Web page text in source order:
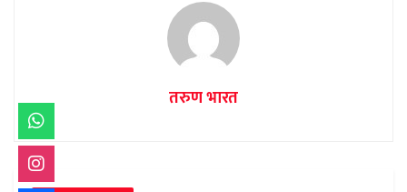
तरुण भारत